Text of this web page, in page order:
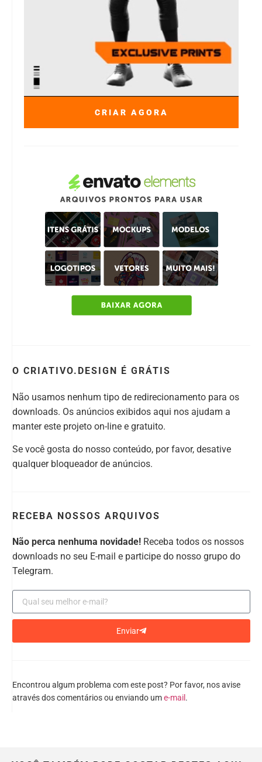
CRIAR AGORA
O CRIATIVO.DESIGN É GRÁTIS
Não usamos nenhum tipo de redirecionamento para os
downloads. Os anúncios exibidos aqui nos ajudam a
manter este projeto on-line e gratuito.
Se você gosta do nosso conteúdo, por favor, desative
qualquer bloqueador de anúncios.
RECEBA NOSSOS ARQUIVOS
Não perca nenhuma novidade! Receba todos os nossos
downloads no seu E-mail e participe do nosso grupo do
Telegram.
Enviar
Encontrou algum problema com este post? Por favor, nos avise
através dos comentários ou enviando ume-mail.